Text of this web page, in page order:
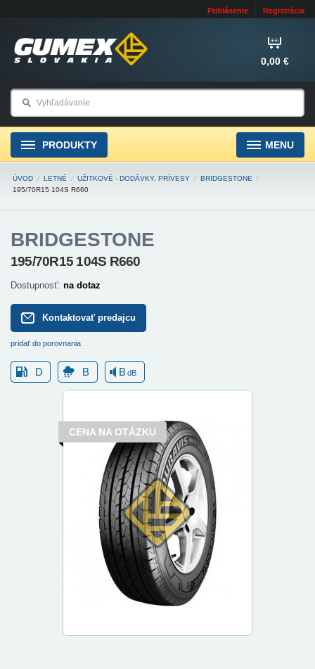
Prihlásenie Registrácia
0,00 €
PRODUKTY MENU
ÚVOD / LETNÉ / UŽITKOVÉ - DODÁVKY, PRÍVESY / BRIDGESTONE
/
195/70R15 104S R660
BRIDGESTONE
195/70R15 104S R660
Dostupnosť: na dotaz
Kontaktovať predajcu
pridať do porovnania
D B BdB
CENA NA OTÁZKU